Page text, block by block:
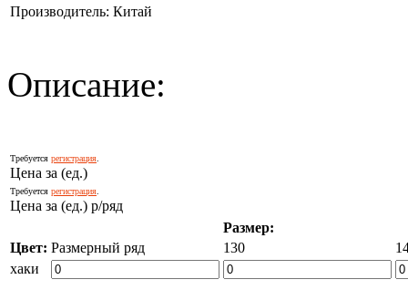
Производитель: Китай
Описание:
Требуется регистрация
Цена за (ед.)
Требуется регистрация
Цена за (ед.) р/ряд
Размер:
Цвет: Размерный ряд 130
хаки